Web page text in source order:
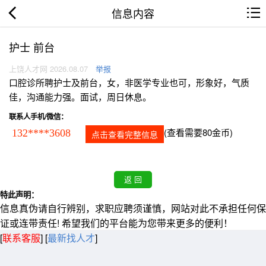
信息内容
护士 前台
上饶人才网 2026.08.07 举报
口腔诊所聘护士及前台，女，非医学专业也可，形象好，气质
佳，沟通能力强。面试，周日休息。
联系人手机/微信：
132****3608 点击查看完整信息 (查看需要80金币)
特此声明：
信息真伪请自行辨别，求职应聘须谨慎，网站对此不承担任何保
证或连带责任! 希望我们的平台能为您带来更多的便利！
[联系客服] [最新找人才]